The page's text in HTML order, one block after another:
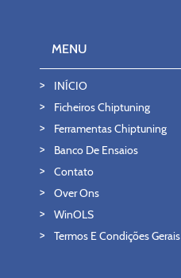
MENU
INÍCIO
Ficheiros Chiptuning
Ferramentas Chiptuning
Banco De Ensaios
Contato
Over Ons
WinOLS
Termos E Condições Gerais